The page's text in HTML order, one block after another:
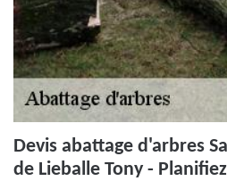
Devis abattage d'arbres
de Lieballe Tony -